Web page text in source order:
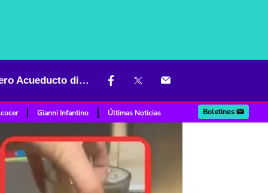
Salió agua amarilla en algunas viviendas durante cortes de agua, pero Acueducto dice que no hay riesgo
Gianni Infantino Últimas Noticias Boletines